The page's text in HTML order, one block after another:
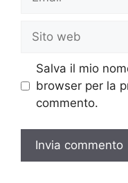
web
Salva il mio
browser per la
commento.